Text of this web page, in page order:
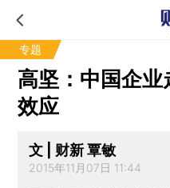
专题
高坚：中国企业
效应
文 | 财新 覃敏
2015年11月07日 11:44